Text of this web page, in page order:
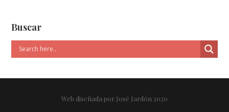
Buscar
Web diseñada por José Jardón 2020